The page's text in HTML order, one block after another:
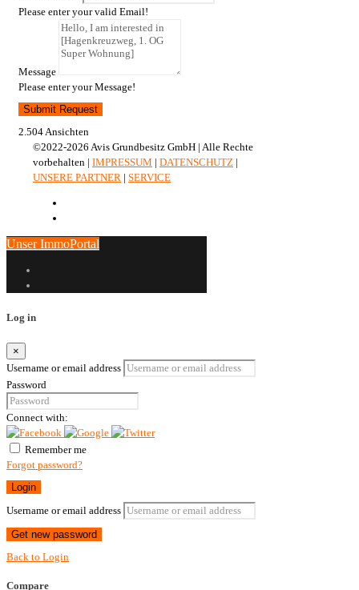
Please enter your valid Email!
Message
Please enter your Message!
Submit Request
2.504 Ansichten
©2022-2026 Avis Grundbesitz GmbH | Alle Rechte
vorbehalten | IMPRESSUM | DATENSCHUTZ |
UNSERE PARTNER | SERVICE
Unser ImmoPortal
Log in
×
Username or email address
Password
Connect with:
Remember me
Forgot password?
Login
Username or email address
Get new password
Back to Login
Compare